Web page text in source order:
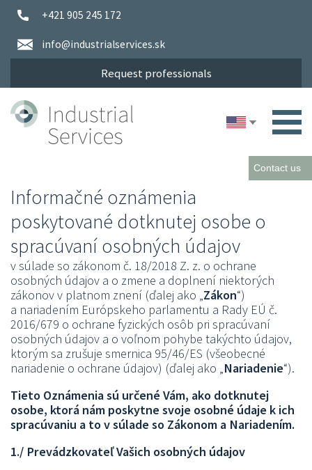
+421 905 245 172
info@industrialservices.sk
Request professionals
Contact us
You
are
here
Informačné oznámenia
poskytované dotknutej osobe o
spracúvaní osobných údajov
v súlade so zákonom č. 18/2018 Z. z. o ochrane
osobných údajov a o zmene a doplnení niektorých
zákonov v platnom znení (ďalej ako „Zákon“)
a nariadením Európskeho parlamentu a Rady EÚ č.
2016/679 o ochrane fyzických osôb pri spracúvaní
osobných údajov a o voľnom pohybe takýchto údajov,
ktorým sa zrušuje smernica 95/46/ES (všeobecné
nariadenie o ochrane údajov) (ďalej ako „Nariadenie“).
Tieto Oznámenia sú určené Vám, ako dotknutej
osobe, ktorá nám poskytne svoje osobné údaje k ich
spracúvaniu a to v súlade so Zákonom a Nariadením.
1./ Prevádzkovateľ Vašich osobných údajov